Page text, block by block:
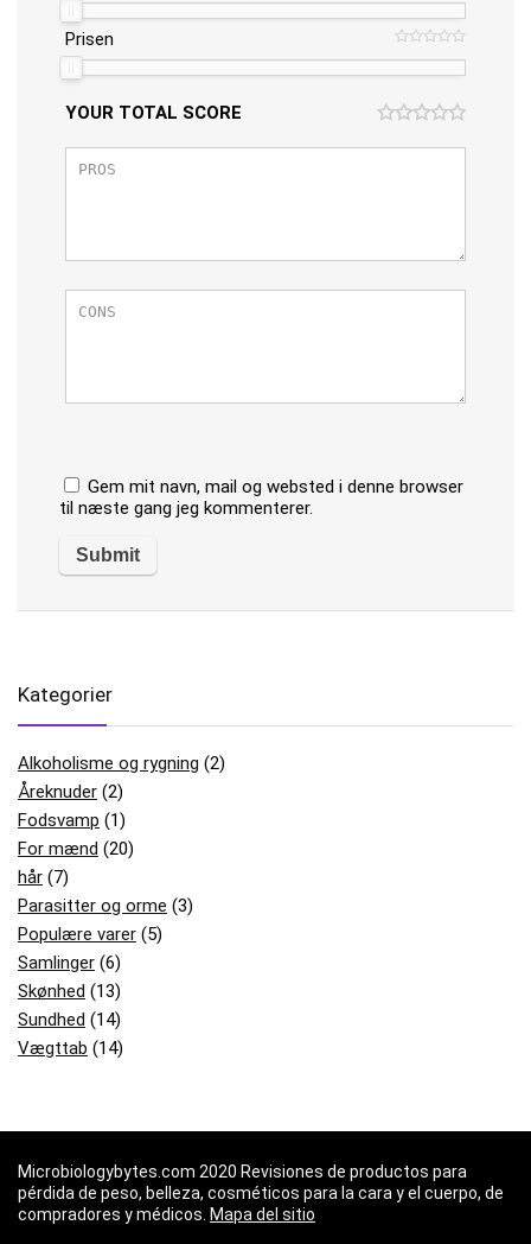
Prisen
YOUR TOTAL SCORE
Gem mit navn, mail og websted i denne browser
til næste gang jeg kommenterer.
Kategorier
Alkoholisme og rygning (2)
Åreknuder (2)
Fodsvamp (1)
For mænd (20)
hår (7)
Parasitter og orme (3)
Populære varer (5)
Samlinger (6)
Skønhed (13)
Sundhed (14)
Vægttab (14)
Microbiologybytes.com 2020 Revisiones de productos para
pérdida de peso, belleza, cosméticos para la cara y el cuerpo, de
compradores y médicos. Mapa del sitio